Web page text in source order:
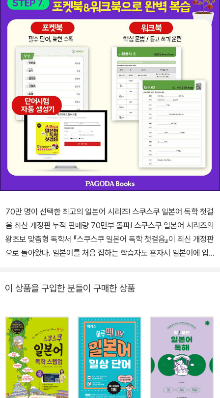
70만 명이 선택한 최고의 일본어 시리즈! 스쿠스쿠 일본어 독학 첫걸
음 최신 개정판 누적 판매량 70만부 돌파! 스쿠스쿠 일본어 시리즈의
왕초보 맞춤형 독학서 『스쿠스쿠 일본어 독학 첫걸음』이 최신 개정판
으로 돌아왔다. 일본어를 처음 접하는 학습자도 혼자서 일본어에 입
를 종합적이고 깊이 있게 학습할 수 있다. 독학의 약점을 극복하기 위
강의를 무료로 제공한다. 또 일본어 문자와 발음 특강, 문형&듣고 쓰
기 워크북, 쓰기 노트, 단어장, 단어시험지 자동 생성기 등의 부가자료
도 추가로 제공한다. 책의 특징 1. 핵심 문법&회화 포인트를 짚어주는
동영상 강의 무료 제공 - 파고다 일본어 대표강사 김수진 선생님의 고
퀄리티 동영상 강의 14강 (히라가나/가타카나 특강 포함) - 히라가나
부터 각 유닛의 핵심 포인트를 짚어주는 강의로 철저한 예/복습 가능
이 상품을 구입한 분들이 구매한 상품